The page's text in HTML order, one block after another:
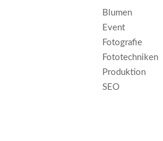
Blumen
Event
Fotografie
Fototechniken
Produktion
SEO